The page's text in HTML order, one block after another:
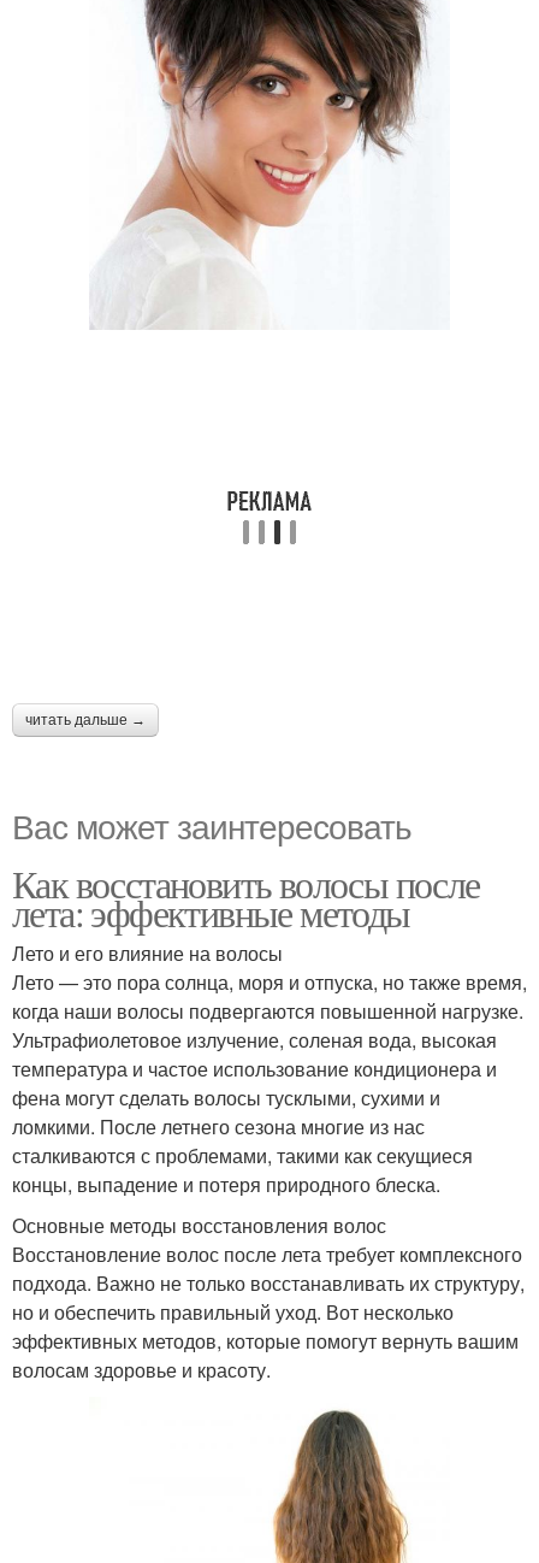
читать дальше →
Вас может заинтересовать
Как восстановить волосы после
лета: эффективные методы
Лето и его влияние на волосы
Лето — это пора солнца, моря и отпуска, но также время,
когда наши волосы подвергаются повышенной нагрузке.
Ультрафиолетовое излучение, соленая вода, высокая
температура и частое использование кондиционера и
фена могут сделать волосы тусклыми, сухими и
ломкими. После летнего сезона многие из нас
сталкиваются с проблемами, такими как секущиеся
концы, выпадение и потеря природного блеска.
Основные методы восстановления волос
Восстановление волос после лета требует комплексного
подхода. Важно не только восстанавливать их структуру,
но и обеспечить правильный уход. Вот несколько
эффективных методов, которые помогут вернуть вашим
волосам здоровье и красоту.